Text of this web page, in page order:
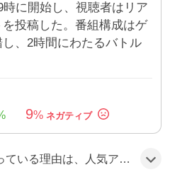
に開始し、視聴者はリア
投稿した。番組構成はゲ
、2時間にわたるバトル
9%
SHOW』の初の2時間スペシャルが予告され、櫻井翔がMCを務めることや、豪華メンバー構成がSNSで多数取り上げられたためだ。